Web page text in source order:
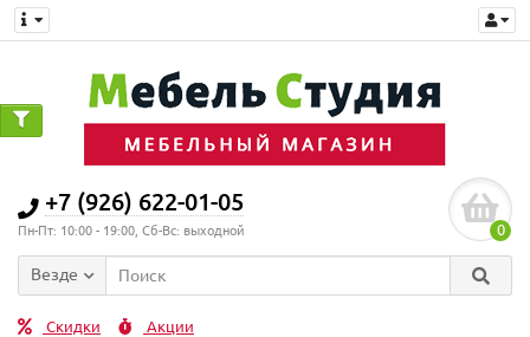
+7 (926) 622-01-05
Пн-Пт: 10:00 - 19:00, Сб-Вс: выходной 0
Везде
Скидки Акции